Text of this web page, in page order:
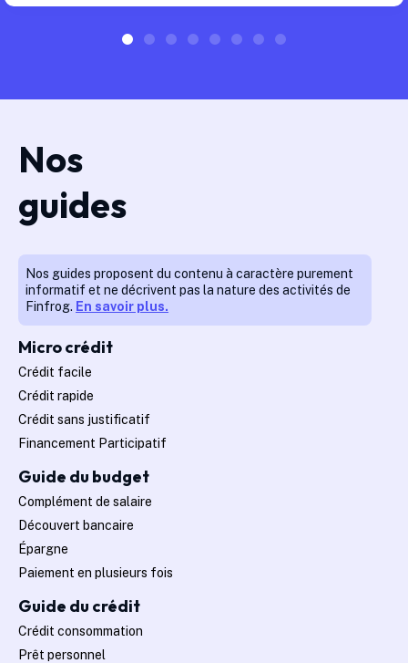
Nos
guides
Nos guides proposent du contenu à caractère purement
informatif et ne décrivent pas la nature des activités de
Finfrog. En savoir plus.
Micro crédit
Crédit facile
Crédit rapide
Crédit sans justificatif
Financement Participatif
Guide du budget
Complément de salaire
Découvert bancaire
Épargne
Paiement en plusieurs fois
Guide du crédit
Crédit consommation
Prêt personnel